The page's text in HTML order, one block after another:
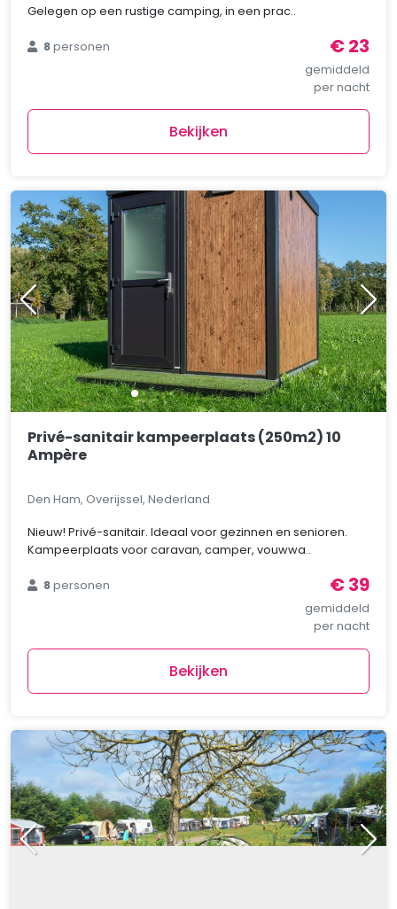
Gelegen op een rustige camping, in een prac..
8personen € 23
gemiddeld
per nacht
Bekijken
Privé-sanitair kampeerplaats (250m2) 10
Ampère
Den Ham, Overijssel, Nederland
Nieuw! Privé-sanitair. Ideaal voor gezinnen en senioren.
Kampeerplaats voor caravan, camper, vouwwa..
8personen € 39
gemiddeld
per nacht
Bekijken